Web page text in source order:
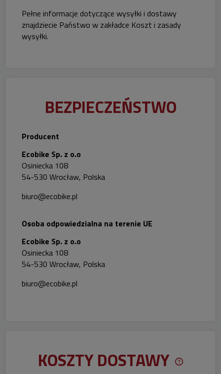
Pełne informacje dotyczące wysyłki i dostawy
znajdziecie Państwo w zakładce Koszt i zasady
wysyłki.
BEZPIECZEŃSTWO
Producent
Ecobike Sp. z o.o
Osiniecka 108
54-530 Wrocław, Polska
biuro@ecobike.pl
Osoba odpowiedzialna na terenie UE
Ecobike Sp. z o.o
Osiniecka 108
54-530 Wrocław, Polska
biuro@ecobike.pl
KOSZTY DOSTAWY